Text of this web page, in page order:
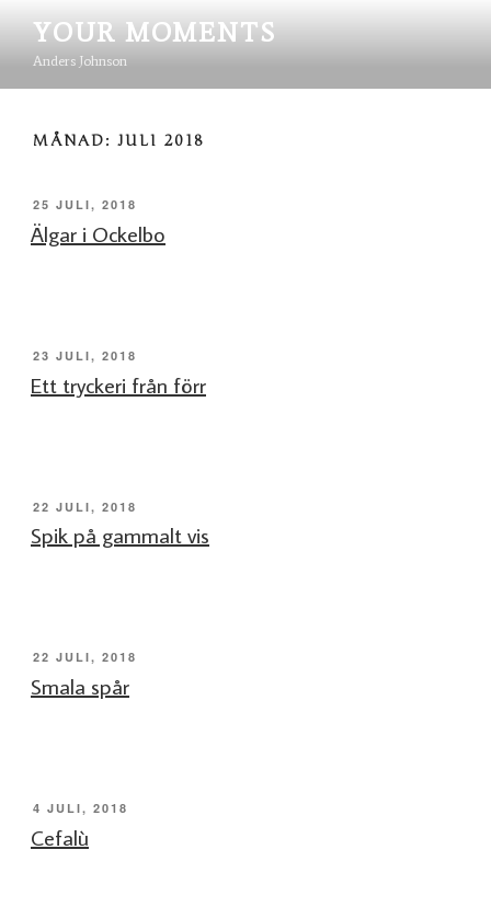
innehåll
YOUR MOMENTS
Anders Johnson
MÅNAD: JULI 2018
PUBLICERAT
25 JULI, 2018
Älgar i Ockelbo
PUBLICERAT
23 JULI, 2018
Ett tryckeri från förr
PUBLICERAT
22 JULI, 2018
Spik på gammalt vis
PUBLICERAT
22 JULI, 2018
Smala spår
PUBLICERAT
4 JULI, 2018
Cefalù